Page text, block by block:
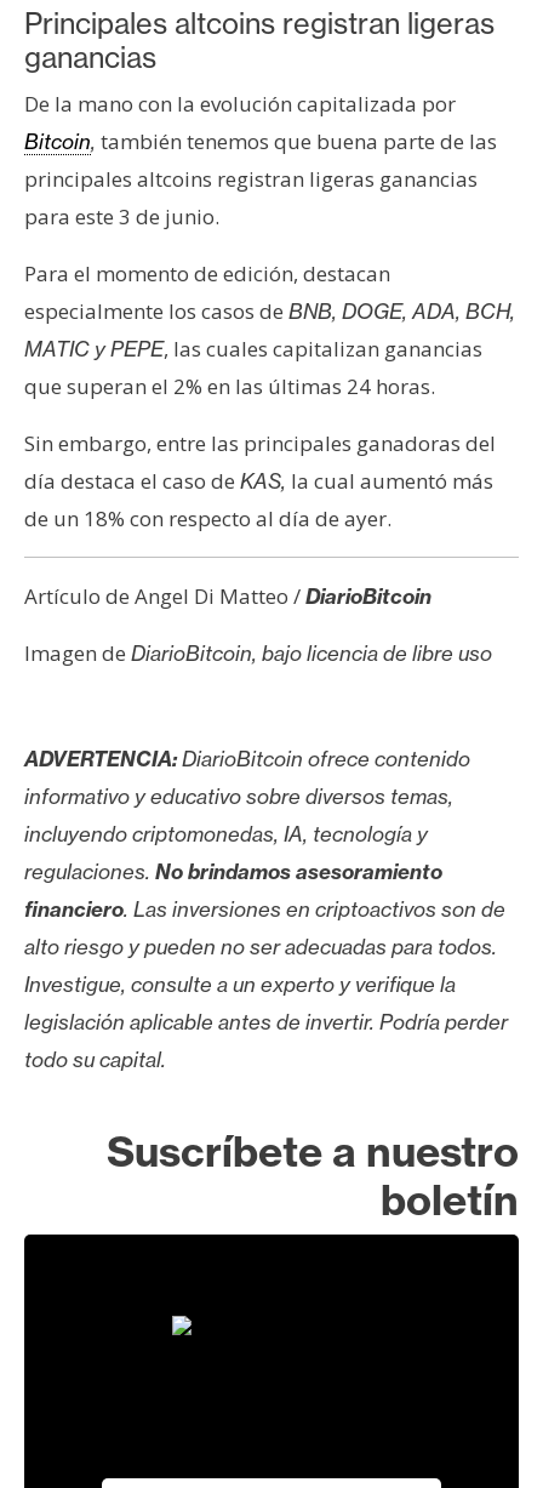
Principales altcoins registran ligeras
ganancias
De la mano con la evolución capitalizada por
Bitcoin, también tenemos que buena parte de las
principales altcoins registran ligeras ganancias
para este 3 de junio.
Para el momento de edición, destacan
especialmente los casos de BNB, DOGE, ADA, BCH,
MATIC y PEPE, las cuales capitalizan ganancias
que superan el 2% en las últimas 24 horas.
Sin embargo, entre las principales ganadoras del
día destaca el caso de KAS, la cual aumentó más
de un 18% con respecto al día de ayer.
Artículo de Angel Di Matteo /DiarioBitcoin
Imagen de DiarioBitcoin, bajo licencia de libre uso
ADVERTENCIA:DiarioBitcoin ofrece contenido
informativo y educativo sobre diversos temas,
incluyendo criptomonedas, IA, tecnología y
regulaciones. No brindamos asesoramiento
financiero. Las inversiones en criptoactivos son de
alto riesgo y pueden no ser adecuadas para todos.
Investigue, consulte a un experto y verifique la
legislación aplicable antes de invertir. Podría perder
todo su capital.
Suscríbete a nuestro
boletín